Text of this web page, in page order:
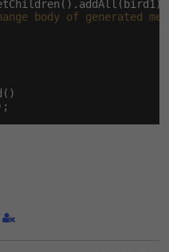
body of generated